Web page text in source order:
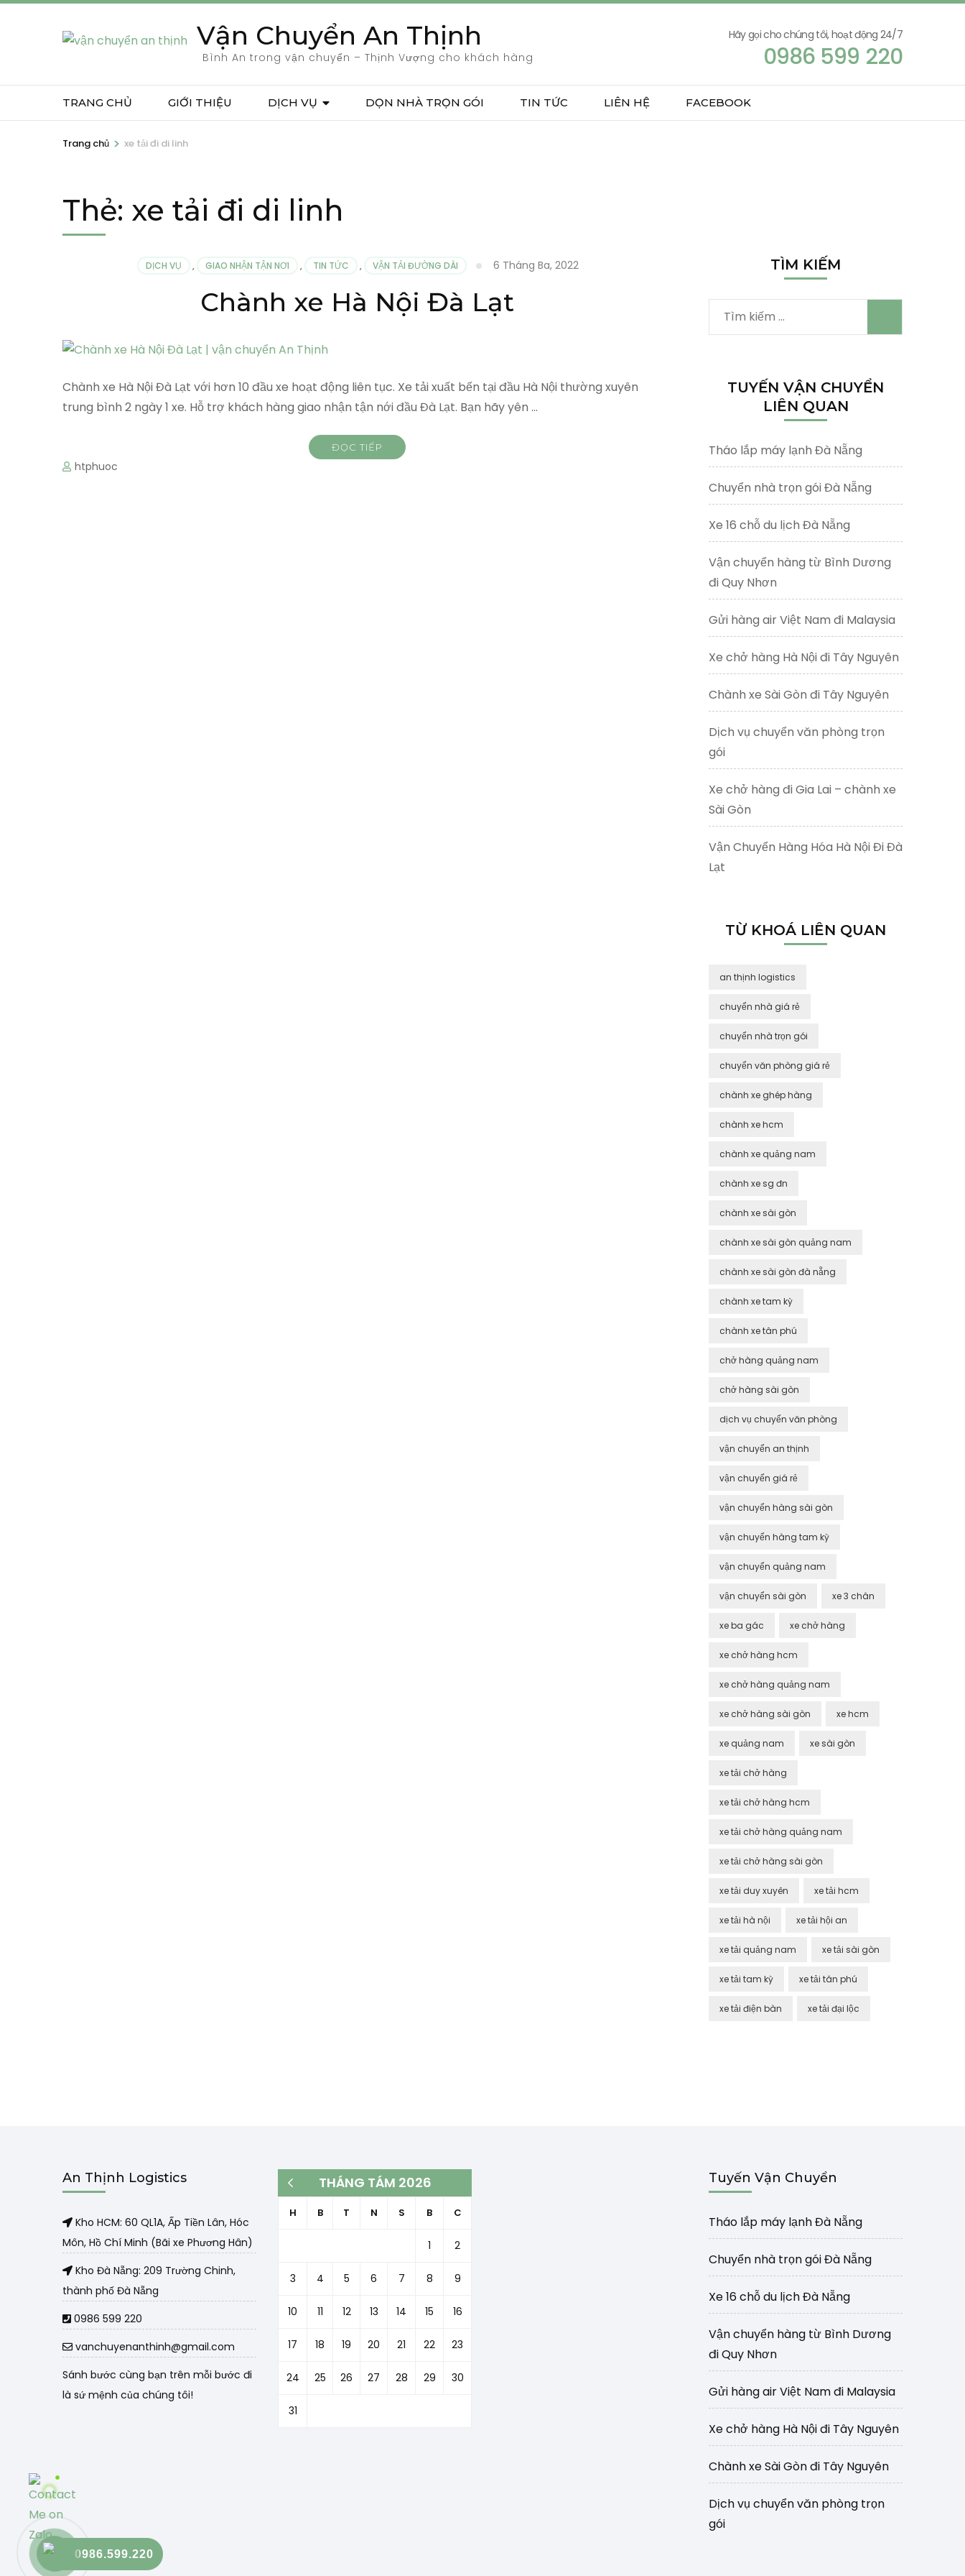
Bỏ
nội
Vận Chuyển An Thịnh
Bình An trong vận chuyển – Thịnh Vượng cho khách hàng
Hãy gọi cho chúng tôi, hoạt động 24/7
0986 599 220
TRANG CHỦ GIỚI THIỆU DỊCH VỤ DỌN NHÀ TRỌN GÓI TIN TỨC LIÊN HỆ FACEBOOK
Trang chủ > xe tải đi di linh
Thẻ: xe tải đi di linh
DỊCH VỤ , GIAO NHẬN TẬN NƠI , TIN TỨC , VẬN TẢI ĐƯỜNG DÀI 6 Tháng Ba, 2022
Chành xe Hà Nội Đà Lạt
Chành xe Hà Nội Đà Lạt với hơn 10 đầu xe hoạt động liên tục. Xe tải xuất bến tại đầu Hà Nội thường xuyên
trung bình 2 ngày 1 xe. Hỗ trợ khách hàng giao nhận tận nới đầu Đà Lạt. Bạn hãy yên …
ĐỌC TIẾP
htphuoc
TÌM KIẾM
Tìm
kiếm
TUYẾN VẬN CHUYỂN
LIÊN QUAN
Tháo lắp máy lạnh Đà Nẵng
Chuyển nhà trọn gói Đà Nẵng
Xe 16 chỗ du lịch Đà Nẵng
Vận chuyển hàng từ Bình Dương
đi Quy Nhơn
Gửi hàng air Việt Nam đi Malaysia
Xe chở hàng Hà Nội đi Tây Nguyên
Chành xe Sài Gòn đi Tây Nguyên
Dịch vụ chuyển văn phòng trọn
gói
Xe chở hàng đi Gia Lai – chành xe
Sài Gòn
Vận Chuyển Hàng Hóa Hà Nội Đi Đà
Lạt
TỪ KHOÁ LIÊN QUAN
an thịnh logistics
chuyển nhà giá rẻ
chuyển nhà trọn gói
chuyển văn phòng giá rẻ
chành xe ghép hàng
chành xe hcm
chành xe quảng nam
chành xe sg đn
chành xe sài gòn
chành xe sài gòn quảng nam
chành xe sài gòn đà nẵng
chành xe tam kỳ
chành xe tân phú
chở hàng quảng nam
chở hàng sài gòn
dịch vụ chuyển văn phòng
vận chuyển an thịnh
vận chuyển giá rẻ
vận chuyển hàng sài gòn
vận chuyển hàng tam kỳ
vận chuyển quảng nam
vận chuyển sài gòn xe 3 chân
xe ba gác xe chở hàng
xe chở hàng hcm
xe chở hàng quảng nam
xe chở hàng sài gòn xe hcm
xe quảng nam xe sài gòn
xe tải chở hàng
xe tải chở hàng hcm
xe tải chở hàng quảng nam
xe tải chở hàng sài gòn
xe tải duy xuyên xe tải hcm
xe tải hà nội xe tải hội an
xe tải quảng nam xe tải sài gòn
xe tải tam kỳ xe tải tân phú
xe tải điện bàn xe tải đại lộc
An Thịnh Logistics
Kho HCM: 60 QL1A, Ấp Tiền Lân, Hóc
Môn, Hồ Chí Minh (Bãi xe Phương Hân)
Kho Đà Nẵng: 209 Trường Chinh,
thành phố Đà Nẵng
0986 599 220
vanchuyenanthinh@gmail.com
Sánh bước cùng bạn trên mỗi bước đi
là sứ mệnh của chúng tôi!
THÁNG TÁM 2026
H B T N S B C
1 2
3 4 5 6 7 8 9
10 11 12 13 14 15 16
17 18 19 20 21 22 23
24 25 26 27 28 29 30
31
« Th3 Tuyến Vận Chuyển
Tháo lắp máy lạnh Đà Nẵng
Chuyển nhà trọn gói Đà Nẵng
Xe 16 chỗ du lịch Đà Nẵng
Vận chuyển hàng từ Bình Dương
đi Quy Nhơn
Gửi hàng air Việt Nam đi Malaysia
Xe chở hàng Hà Nội đi Tây Nguyên
Chành xe Sài Gòn đi Tây Nguyên
Dịch vụ chuyển văn phòng trọn
gói
0986.599.220